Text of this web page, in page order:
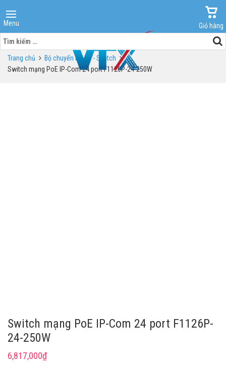
Menu
Giỏ hàng
Tìm
kiếm
cho:Trang chủ
Bộ chuyển mạch - Switch
Switch mạng PoE IP-Com 24 port F1126P-24-250W
Switch mạng PoE IP-Com 24 port F1126P-
24-250W
6,817,000₫